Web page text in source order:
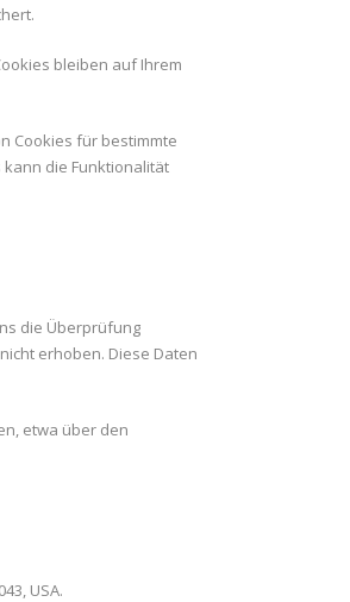
bleiben auf Ihrem
Cookies für bestimmte
die Funktionalität
die Überprüfung
erhoben. Diese Daten
etwa über den
USA.